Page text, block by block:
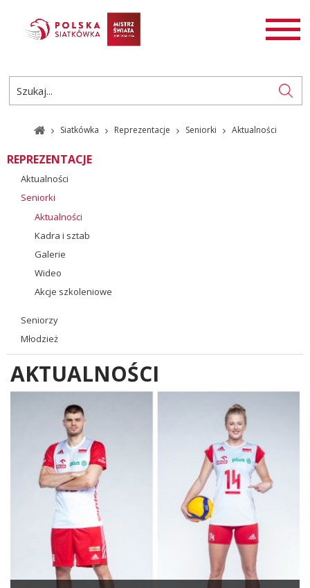
AKTUALNOŚCI
ROZGRYWKI
PL EN
Siatkówka Reprezentacje Seniorki Aktualności
REPREZENTACJE
Aktualności
Seniorki
Aktualności
Kadra i sztab
Galerie
Wideo
Akcje szkoleniowe
Seniorzy
Młodzież
AKTUALNOŚCI